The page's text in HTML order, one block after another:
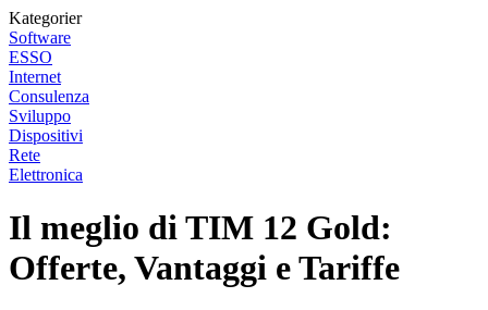
Kategorier
Software
ESSO
Internet
Consulenza
Sviluppo
Dispositivi
Rete
Elettronica
Il meglio di TIM 12 Gold:
Offerte, Vantaggi e Tariffe